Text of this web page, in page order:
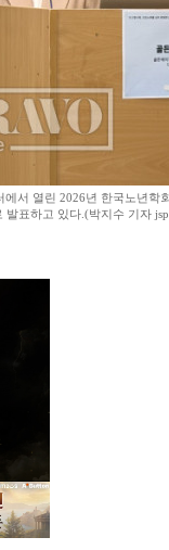
서 열린 2026년 한국노년학
표하고 있다.(박지수 기자